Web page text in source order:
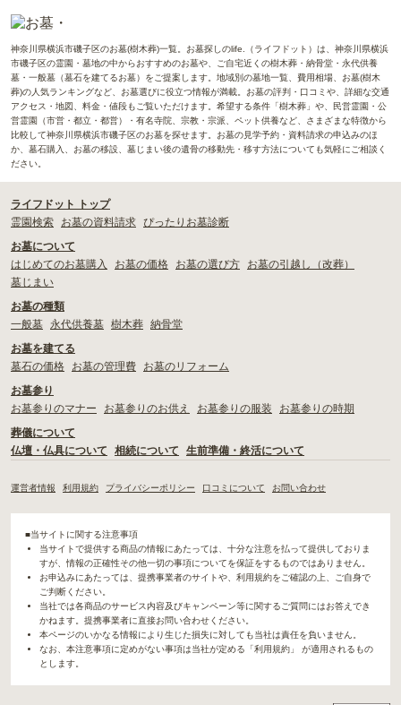
神奈川県横浜市磯子区のお墓(樹木葬)一覧。お墓探しのlife.（ライフドット）は、神奈川県横浜
市磯子区の霊園・墓地の中からおすすめのお墓や、ご自宅近くの樹木葬・納骨堂・永代供養
墓・一般墓（墓石を建てるお墓）をご提案します。地域別の墓地一覧、費用相場、お墓(樹木
葬)の人気ランキングなど、お墓選びに役立つ情報が満載。お墓の評判・口コミや、詳細な交通
アクセス・地図、料金・値段もご覧いただけます。希望する条件「樹木葬」や、民営霊園・公
営霊園（市営・都立・都営）・有名寺院、宗教・宗派、ペット供養など、さまざまな特徴から
比較して神奈川県横浜市磯子区のお墓を探せます。お墓の見学予約・資料請求の申込みのほ
か、墓石購入、お墓の移設、墓じまい後の遺骨の移動先・移す方法についても気軽にご相談く
ださい。
ライフドット トップ
霊園検索
お墓の資料請求 ぴったりお墓診断
お墓について
はじめてのお墓購入
お墓の価格 お墓の選び方
お墓の引越し（改葬）
墓じまい
お墓の種類
一般墓
永代供養墓 樹木葬 納骨堂
お墓を建てる
墓石の価格
お墓の管理費
お墓のリフォーム
お墓参り
お墓参りのマナー
お墓参りのお供え お墓参りの服装
お墓参りの時期
葬儀について
仏壇・仏具について
相続について 生前準備・終活について
運営者情報 利用規約 プライバシーポリシー 口コミについて お問い合わせ
■当サイトに関する注意事項
当サイトで提供する商品の情報にあたっては、十分な注意を払って提供しておりま
すが、情報の正確性その他一切の事項についてを保証をするものではありません。
お申込みにあたっては、提携事業者のサイトや、利用規約をご確認の上、ご自身で
ご判断ください。
当社では各商品のサービス内容及びキャンペーン等に関するご質問にはお答えでき
かねます。提携事業者に直接お問い合わせください。
本ページのいかなる情報により生じた損失に対しても当社は責任を負いません。
なお、本注意事項に定めがない事項は当社が定める「利用規約」 が適用されるもの
とします。